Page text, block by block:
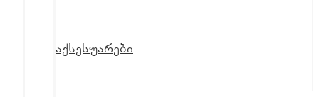
აქსესუარები